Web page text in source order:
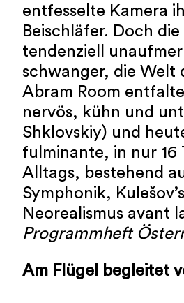
entfesselte Kamera
Beischläfer. Doch
tendenziell
schwanger, die Welt
Abram Room
nervös, kühn und
Shklovskiy) und
fulminante, in nur 16
Alltags, bestehend
Symphonik,
Neorealismus avant
Programmheft
Am Flügel begleitet